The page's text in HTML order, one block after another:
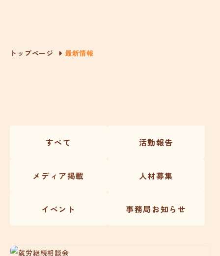
トップページ 最新情報
すべて 活動報告
メディア掲載 人材募集
イベント 事務局お知らせ